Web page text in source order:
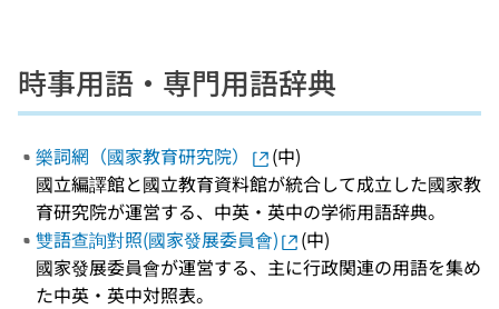
時事用語・専門用語辞典
樂詞網（國家教育研究院）
(中)
國立編譯館と國立教育資料館が統合して成立した國家教
育研究院が運営する、中英・英中の学術用語辞典。
雙語查詢對照(國家發展委員會)
(中)
國家發展委員會が運営する、主に行政関連の用語を集め
た中英・英中対照表。